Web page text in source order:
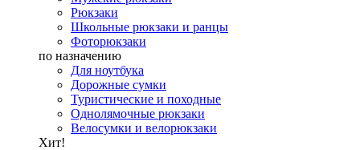
Рюкзаки
Школьные рюкзаки и ранцы
Фоторюкзаки
по назначению
Для ноутбука
Дорожные сумки
Туристические и походные
Однолямочные рюкзаки
Велосумки и велорюкзаки
Хит!